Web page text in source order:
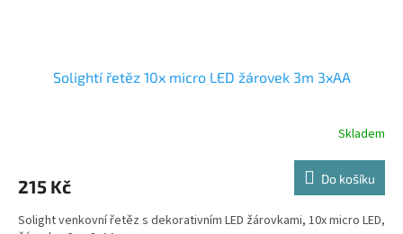
Solightí řetěz 10x micro LED žárovek 3m 3xAA
Skladem
215 Kč Do košíku
Solight venkovní řetěz s dekorativním LED žárovkami, 10x micro LED,